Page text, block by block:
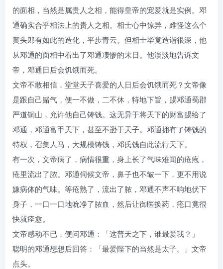
的面相，当然是属贵人之相，能得皇帝的宠爱就是实例。邓
通确实合乎相法上的贵人之相。相士心中惊异，难怪这么个
黄头郎有如此的造化，平步青云。但相士毕竟造诣很深，他
从邓通的面相中看出了邓通凄惨的末日。他淡淡地告诉文
帝，邓通日后会饥饿而死。
文帝不敢相信，堂堂天子喜爱的人日后会饥饿而死？文帝像
是跟自己赌气，便一不做，二不休，特地下旨，赐邓通蜀郡
严道铜山，允许他自己铸钱。这无异于将天下的财富赐给了
邓通，邓通富甲天下，甚至不逊于天子。邓通拥有了铸钱的
特权，召集人马，大规模铸钱，邓氏钱自此流行天下。
有一次，文帝病了，病情很重，身上长了气味难闻的疮疱，
疮里流出了脓。邓通伺候文帝，鼻子也不皱一下，更不用说
嫌病体的气味。等疮熟了，流出了脓，邓通不声不响地伏下
身子，一口一口地吮净了脓血，然后让御医换药，疮口竟很
快就痊愈。
文帝感动不已，便问邓通：「这普天之下，谁最爱我？」
聪明的邓通想想后回答：「最爱陛下的当然是太子。」文帝
点头。